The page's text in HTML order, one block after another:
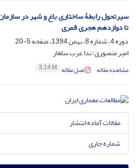
سیرتحول رابطۀ ساختاری باغ و شهر در
تا دوازدهم هجری قمری
دوره 4، شماره 8، بهمن 1394، صفحه
5-20
امیر منصوری؛ ندا عرب سلغار
مشاهده مقاله اصل مقاله 3.14 M
مقالات آماده انتشار
شماره جاری